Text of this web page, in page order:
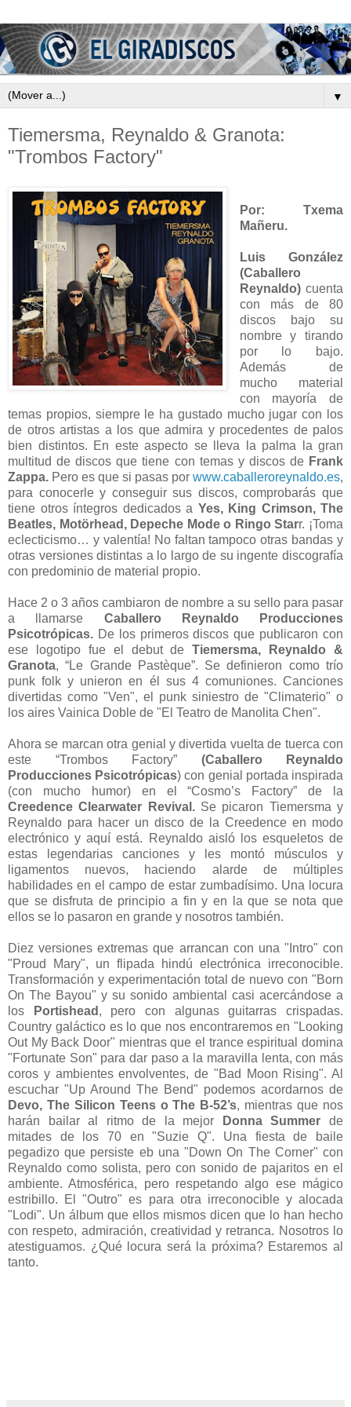
▼
Tiemersma, Reynaldo & Granota:
"Trombos Factory"
Por: Txema
Mañeru.
Luis González
(Caballero
Reynaldo)cuenta
con más de 80
discos bajo su
nombre y tirando
por lo bajo.
Además de
mucho material
con mayoría de
temas propios, siempre le ha gustado mucho jugar con los
de otros artistas a los que admira y procedentes de palos
bien distintos. En este aspecto se lleva la palma la gran
multitud de discos que tiene con temas y discos deFrank
Zappa. Pero es que si pasas por www.caballeroreynaldo.es,
para conocerle y conseguir sus discos, comprobarás que
tiene otros íntegros dedicados a Yes, King Crimson, The
Beatles, Motörhead, Depeche Mode o Ringo Starr. ¡Toma
eclecticismo… y valentía! No faltan tampoco otras bandas y
otras versiones distintas a lo largo de su ingente discografía
con predominio de material propio.
Hace 2 o 3 años cambiaron de nombre a su sello para pasar
a llamarse Caballero Reynaldo Producciones
Psicotrópicas. De los primeros discos que publicaron con
ese logotipo fue el debut deTiemersma, Reynaldo &
Granota, “Le Grande Pastèque”. Se definieron como trío
punk folk y unieron en él sus 4 comuniones. Canciones
divertidas como "Ven", el punk siniestro de "Climaterio" o
los aires Vainica Doble de "El Teatro de Manolita Chen".
Ahora se marcan otra genial y divertida vuelta de tuerca con
este “Trombos Factory” (Caballero Reynaldo
Producciones Psicotrópicas) con genial portada inspirada
(con mucho humor) en el “Cosmo’s Factory” de la
Creedence Clearwater Revival.Se picaron Tiemersma y
Reynaldo para hacer un disco de la Creedence en modo
electrónico y aquí está. Reynaldo aisló los esqueletos de
estas legendarias canciones y les montó músculos y
ligamentos nuevos, haciendo alarde de múltiples
habilidades en el campo de estar zumbadísimo. Una locura
que se disfruta de principio a fin y en la que se nota que
ellos se lo pasaron en grande y nosotros también.
Diez versiones extremas que arrancan con una "Intro" con
"Proud Mary", un flipada hindú electrónica irreconocible.
Transformación y experimentación total de nuevo con "Born
On The Bayou" y su sonido ambiental casi acercándose a
los
Portishead , pero con algunas guitarras crispadas.
Country galáctico es lo que nos encontraremos en "Looking
Out My Back Door" mientras que el trance espiritual domina
"Fortunate Son" para dar paso a la maravilla lenta, con más
coros y ambientes envolventes, de "Bad Moon Rising". Al
escuchar "Up Around The Bend" podemos acordarnos de
Devo, The Silicon Teens o The B-52’s, mientras que nos
harán bailar al ritmo de la mejor
Donna Summerde
mitades de los 70 en "Suzie Q". Una fiesta de baile
pegadizo que persiste eb una "Down On The Corner" con
Reynaldo como solista, pero con sonido de pajaritos en el
ambiente. Atmosférica, pero respetando algo ese mágico
estribillo. El "Outro" es para otra irreconocible y alocada
"Lodi". Un álbum que ellos mismos dicen que lo han hecho
con respeto, admiración, creatividad y retranca. Nosotros lo
atestiguamos. ¿Qué locura será la próxima? Estaremos al
tanto.